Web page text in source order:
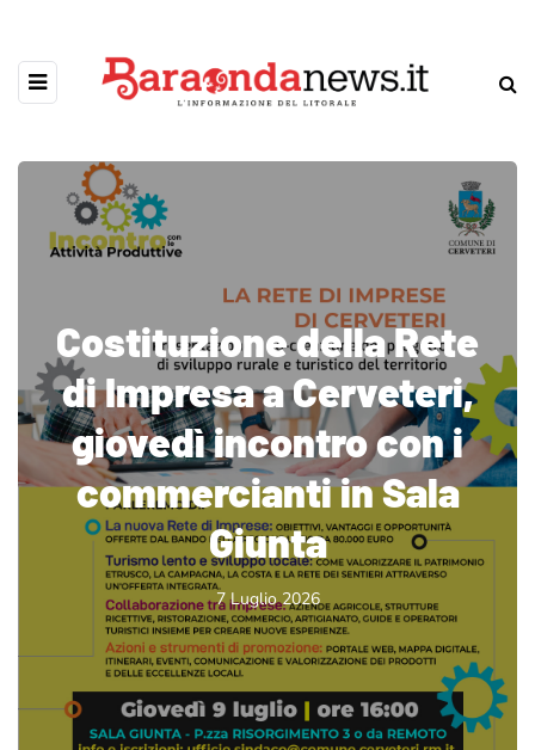
Costituzione della Rete
di Impresa a Cerveteri,
giovedì incontro con i
commercianti in Sala
Giunta
7 Luglio 2026